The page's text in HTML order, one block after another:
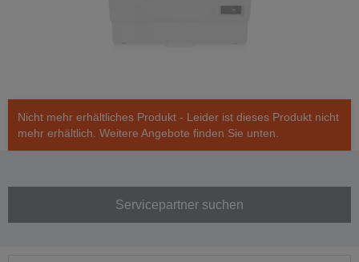
Nicht mehr erhältliches Produkt - Leider ist dieses Produkt nicht
mehr erhältlich. Weitere Angebote finden Sie unten.
Servicepartner suchen